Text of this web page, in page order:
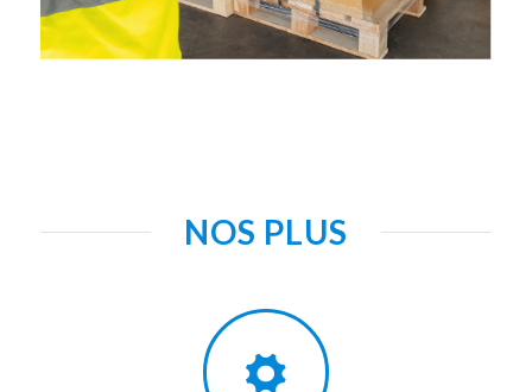
NOS PLUS